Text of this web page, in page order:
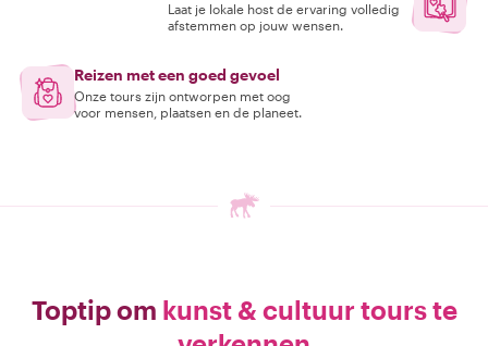
Laat je lokale host de ervaring volledig
afstemmen op jouw wensen.
Reizen met een goed gevoel
Onze tours zijn ontworpen met oog
voor mensen, plaatsen en de planeet.
Toptip om kunst & cultuur tours te